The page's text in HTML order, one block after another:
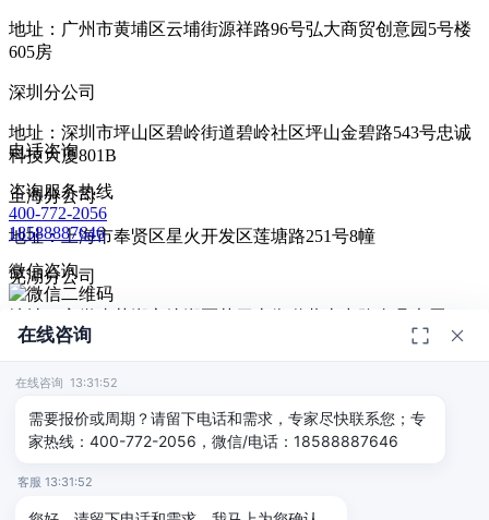
地址：广州市黄埔区云埔街源祥路96号弘大商贸创意园5号楼
605房
深圳分公司
地址：深圳市坪山区碧岭街道碧岭社区坪山金碧路543号忠诚
科技大厦801B
上海分公司
地址：上海市奉贤区星火开发区莲塘路251号8幢
芜湖分公司
© 2026深圳市德恺检测有限公司版权所有 -宣传册|粤ICP备
2025393459号-1
电话咨询
咨询服务热线
400-772-2056
18588887646
微信咨询
扫码添加微信咨询
给我回电
在线咨询
在线咨询 13:31:52
需要报价或周期？请留下电话和需求，专家尽快联系您；专
家热线：400-772-2056，微信/电话：18588887646
客服 13:31:52